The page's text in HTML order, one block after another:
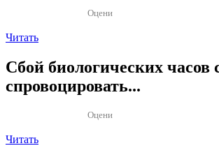
Оцени
Читать
Сбой биологических часов
спровоцировать...
Оцени
Читать